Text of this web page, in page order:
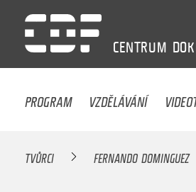
CENTRUM
PROGRAM VZDĚLÁVÁNÍ
TVŮRCI FERNANDO DOMINGUEZ